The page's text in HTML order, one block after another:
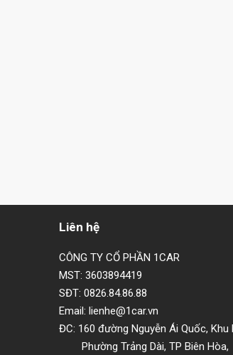
Liên hệ
CÔNG TY CỔ PHẦN 1CAR
MST: 3603894419
SĐT: 0826.84.86.88
Email: lienhe@1car.vn
ĐC: 160 đường Nguyễn Ái Quốc, Khu
Phường Trảng Dài, TP Biên Hòa,